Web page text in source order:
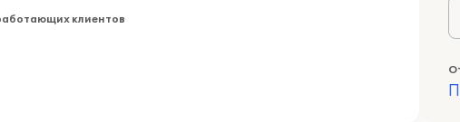
клиентов